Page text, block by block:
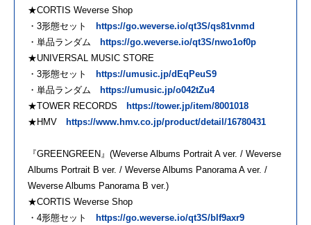
★CORTIS Weverse Shop
・3形態セット
https://go.weverse.io/qt3S/qs81vnmd
・単品ランダム
https://go.weverse.io/qt3S/nwo1of0p
★UNIVERSAL MUSIC STORE
・3形態セット
https://umusic.jp/dEqPeuS9
・単品ランダム
https://umusic.jp/o042tZu4
★TOWER RECORDS
https://tower.jp/item/8001018
★HMV
https://www.hmv.co.jp/product/detail/16780431
『GREENGREEN』(Weverse Albums Portrait A ver. / Weverse
Albums Portrait B ver. / Weverse Albums Panorama A ver. /
Weverse Albums Panorama B ver.)
★CORTIS Weverse Shop
・4形態セット
https://go.weverse.io/qt3S/blf9axr9